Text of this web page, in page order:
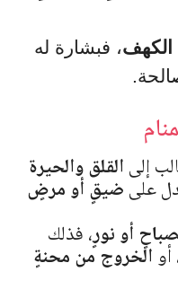
الكهف، فبشارة له
إلىالقلق والحيرة
علىضيقٍ أو مرضٍ
أو نورٍ، فذلك
أوالخروج من محنةٍ